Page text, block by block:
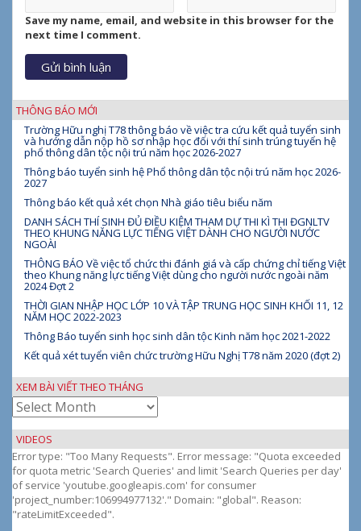
Save my name, email, and website in this browser for the
next time I comment.
THÔNG BÁO MỚI
Trường Hữu nghị T78 thông báo về việc tra cứu kết quả tuyển sinh
và hướng dẫn nộp hồ sơ nhập học đối với thí sinh trúng tuyển hệ
phổ thông dân tộc nội trú năm học 2026-2027
Thông báo tuyển sinh hệ Phổ thông dân tộc nội trú năm học 2026-
2027
Thông báo kết quả xét chọn Nhà giáo tiêu biểu năm
DANH SÁCH THÍ SINH ĐỦ ĐIỀU KIỆM THAM DỰ THI KÌ THI ĐGNLTV
THEO KHUNG NĂNG LỰC TIẾNG VIỆT DÀNH CHO NGƯỜI NƯỚC
NGOÀI
THÔNG BÁO Về việc tổ chức thi đánh giá và cấp chứng chỉ tiếng Việt
theo Khung năng lực tiếng Việt dùng cho người nước ngoài năm
2024 Đợt 2
THỜI GIAN NHẬP HỌC LỚP 10 VÀ TẬP TRUNG HỌC SINH KHỐI 11, 12
NĂM HỌC 2022-2023
Thông Báo tuyển sinh học sinh dân tộc Kinh năm học 2021-2022
Kết quả xét tuyển viên chức trường Hữu Nghị T78 năm 2020 (đợt 2)
XEM BÀI VIẾT THEO THÁNG
Xem
bài
viết
theo
tháng
VIDEOS
Error type: "Too Many Requests". Error message: "Quota exceeded
for quota metric 'Search Queries' and limit 'Search Queries per day'
of service 'youtube.googleapis.com' for consumer
'project_number:106994977132'." Domain: "global". Reason:
"rateLimitExceeded".